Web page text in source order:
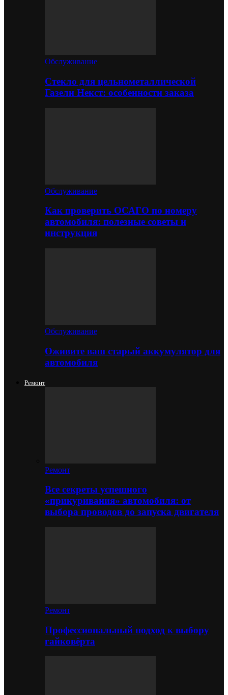
Обслуживание
Стекло для цельнометаллической
Газели Некст: особенности заказа
Обслуживание
Как проверить ОСАГО по номеру
автомобиля: полезные советы и
инструкция
Обслуживание
Оживите ваш старый аккумулятор для
автомобиля
Ремонт
Ремонт
Все секреты успешного
«прикуривания» автомобиля: от
выбора проводов до запуска двигателя
Ремонт
Профессиональный подход к выбору
гайковёрта